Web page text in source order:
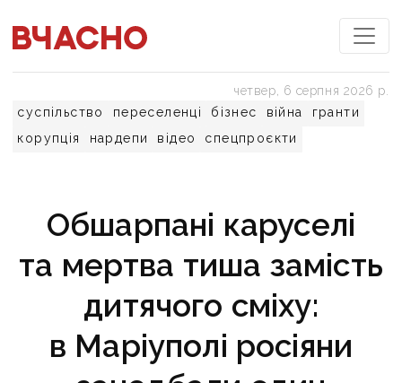
суспільство переселенці бізнес війна
гранти
корупція
нардепи відео спецпроєкти
четвер, 6 серпня 2026 р.
Обшарпані каруселі
та мертва тиша замість
дитячого сміху:
в Маріуполі росіяни